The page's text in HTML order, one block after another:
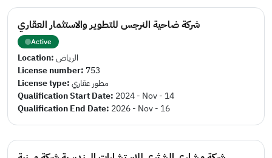
شركة ضاحية النرجس للتطوير والاستثمار العقاري
Active
Location:الرياض
License number: 753
License type:مطور عقاري
Qualification Start Date: 2024 - Nov - 14
Qualification End Date: 2026 - Nov - 16